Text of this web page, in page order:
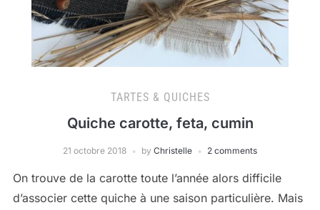
TARTES & QUICHES
Quiche carotte, feta, cumin
21 octobre 2018 by Christelle 2 comments
On trouve de la carotte toute l’année alors difficile
d’associer cette quiche à une saison particulière. Mais